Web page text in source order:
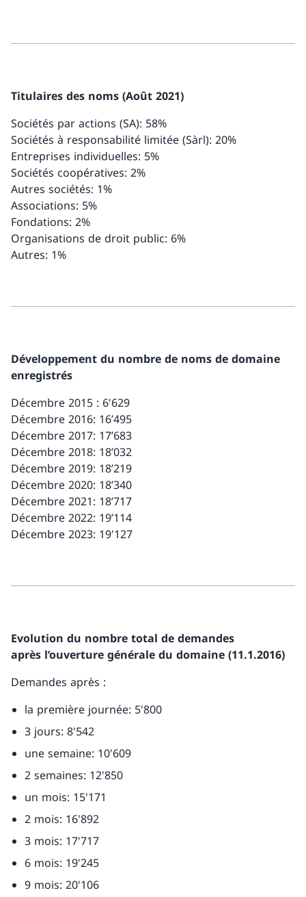
Titulaires des noms (Août 2021)
Sociétés par actions (SA): 58%
Sociétés à responsabilité limitée (Sàrl): 20%
Entreprises individuelles: 5%
Sociétés coopératives: 2%
Autres sociétés: 1%
Associations: 5%
Fondations: 2%
Organisations de droit public: 6%
Autres: 1%
Développement du nombre de noms de domaine
enregistrés
Décembre 2015 : 6'629
Décembre 2016: 16’495
Décembre 2017: 17’683
Décembre 2018: 18’032
Décembre 2019: 18’219
Décembre 2020: 18’340
Décembre 2021: 18’717
Décembre 2022: 19’114
Décembre 2023: 19'127
Evolution du nombre total de demandes
après l’ouverture générale du domaine (11.1.2016)
Demandes après :
la première journée: 5'800
3 jours: 8'542
une semaine: 10'609
2 semaines: 12'850
un mois: 15'171
2 mois: 16'892
3 mois: 17'717
6 mois: 19'245
9 mois: 20'106